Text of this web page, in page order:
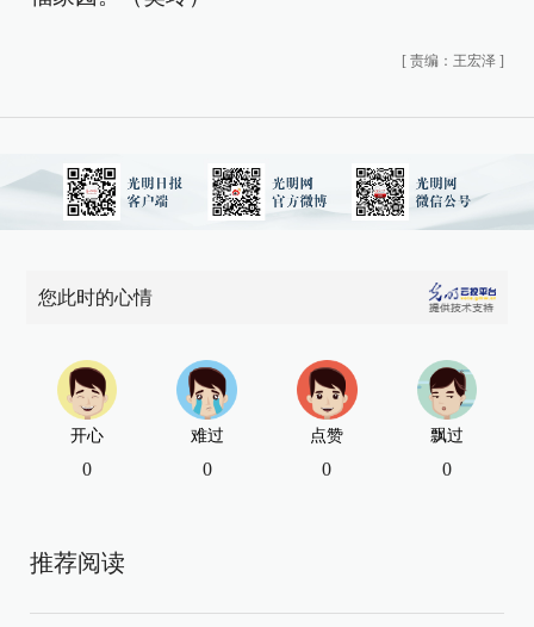
[ 责编：王宏泽 ]
您此时的心情
开心
0
难过
0
点赞
0
飘过
0
推荐阅读